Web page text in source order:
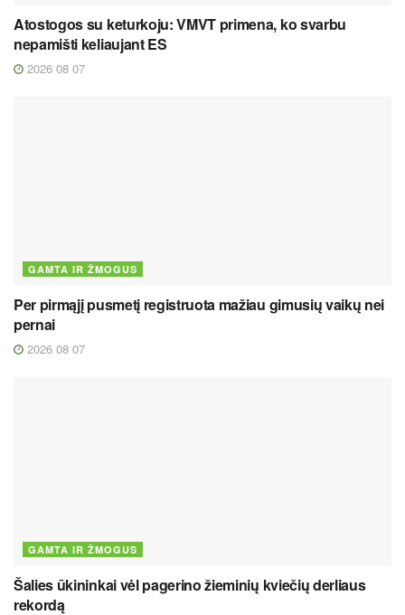
Atostogos su keturkoju: VMVT primena, ko svarbu
nepamišti keliaujant ES
2026 08 07
GAMTA IR ŽMOGUS
Per pirmąjį pusmetį registruota mažiau gimusių vaikų nei
pernai
2026 08 07
GAMTA IR ŽMOGUS
Šalies ūkininkai vėl pagerino žieminių kviečių derliaus
rekordą